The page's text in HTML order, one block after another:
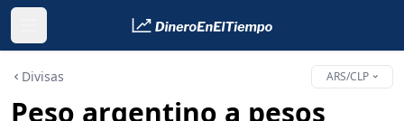
Divisas ARS/CLP
Peso argentino a pesos